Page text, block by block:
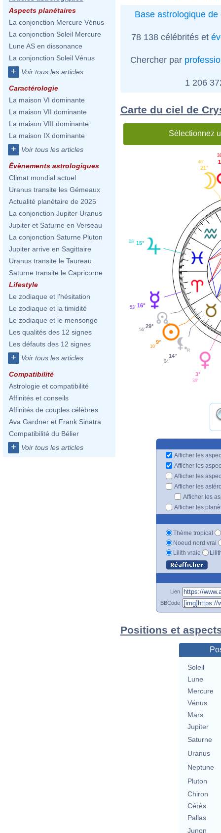
Aspects planétaires
La conjonction Mercure Vénus
La conjonction Soleil Mercure
Lune AS en dissonance
La conjonction Soleil Vénus
+ Voir tous les articles
Caractérologie
La maison VI dominante
La maison VII dominante
La maison VIII dominante
La maison IX dominante
+ Voir tous les articles
Évènements astrologiques
Climat mondial actuel
Uranus transite les Gémeaux
Actualité planétaire de 2025
La conjonction Jupiter Uranus
Jupiter et Saturne en Verseau
La conjonction Saturne Pluton
Jupiter arrive en Sagittaire
Uranus transite le Taureau
Saturne transite le Capricorne
Lifestyle
Le zodiaque et l'hésitation
Le zodiaque et la timidité
Le zodiaque et le mensonge
Les qualités des 12 signes
Les défauts des 12 signes
+ Voir tous les articles
Compatibilité
Astrologie et compatibilité
Affinités et conseils
Affinités de couples célèbres
Ava Gardner et Frank Sinatra
Compatibilité du Bélier
+ Voir tous les articles
Base astrologique de
78 138 célébrités et
Chercher par
1 206
Carte du ciel de
Sélectionnez
21°
46'
15°
08'
16°
53'
29°
56'
9°
10'
14°
04'
3°
39'
Afficher les
Afficher les
Afficher les
Afficher les
Afficher les
Afficher les
Thème tropical
Noeud nord vrai
Lilith vraie
Lien
BBCode
Positions et
Soleil
Lune
Mercure
Vénus
Mars
Jupiter
Saturne
Uranus
Neptune
Pluton
Chiron
Cérès
Pallas
Junon